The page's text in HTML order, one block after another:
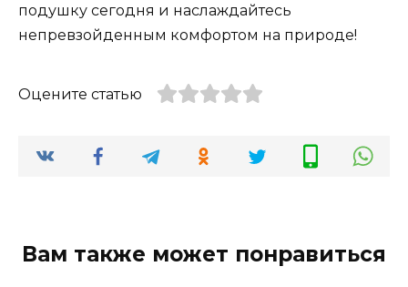
подушку сегодня и наслаждайтесь
непревзойденным комфортом на природе!
Оцените статью
Вам также может понравиться